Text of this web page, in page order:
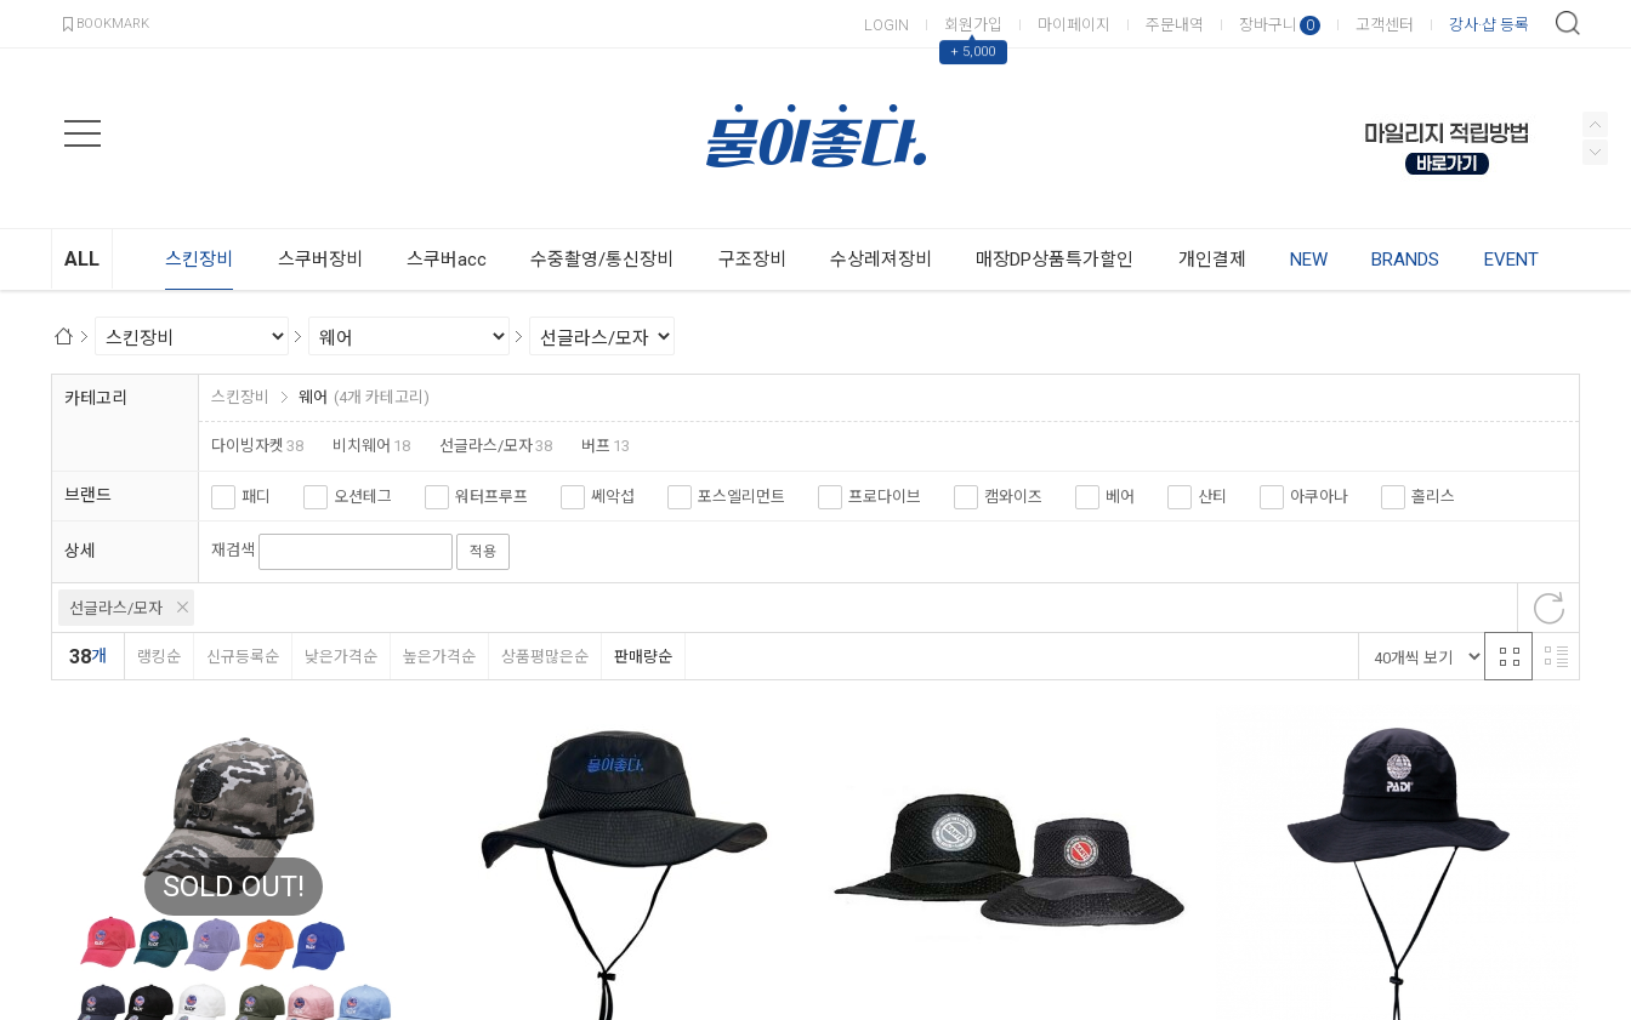
BOOKMARK LOGIN 회원가입
▲
+ 5,000
마이페이지 주문내역 장바구니 0 고객센터 강사·샵 등록
ALL 스킨장비 스쿠버장비 스쿠버acc 수중촬영/통신장비 구조장비 수상레져장비 매장DP상품특가할인 개인결제 NEW BRANDS EVENT
카테고리 스킨장비 웨어 (4개 카테고리)
다이빙자켓 38 비치웨어 18 선글라스/모자38 버프 13
브랜드 패디 오션테그 워터프루프 쎄악섭 포스엘리먼트 프로다이브 캠와이즈 베어 산티 아쿠아나 홀리스
상세 재검색 적용
선글라스/모자
38개 랭킹순 신규등록순 낮은가격순 높은가격순 상품평많은순 판매량순
SOLD OUT!